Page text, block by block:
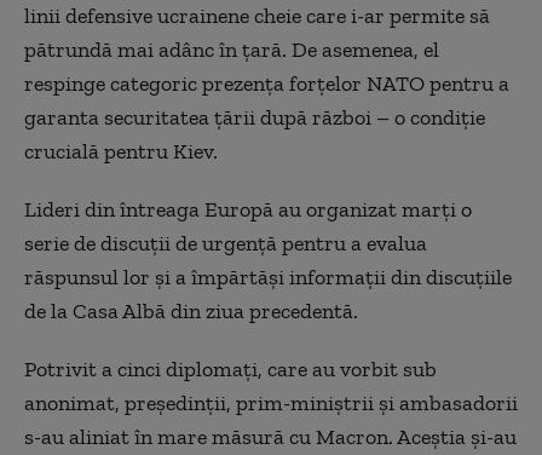
linii defensive ucrainene cheie care i-ar permite să
pătrundă mai adânc în țară. De asemenea, el
respinge categoric prezența forțelor NATO pentru a
garanta securitatea țării după război – o condiție
crucială pentru Kiev.
Lideri din întreaga Europă au organizat marți o
serie de discuții de urgență pentru a evalua
răspunsul lor și a împărtăși informații din discuțiile
de la Casa Albă din ziua precedentă.
Potrivit a cinci diplomați, care au vorbit sub
anonimat, președinții, prim-miniștrii și ambasadorii
s-au aliniat în mare măsură cu Macron. Aceștia și-au